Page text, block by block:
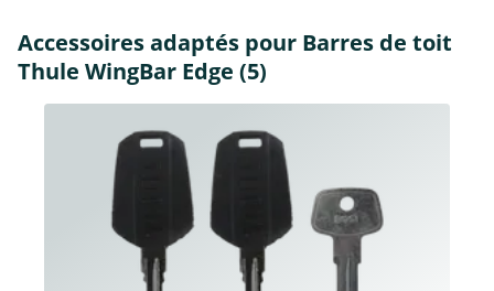
Accessoires adaptés pour Barres de toit
Thule WingBar Edge (5)